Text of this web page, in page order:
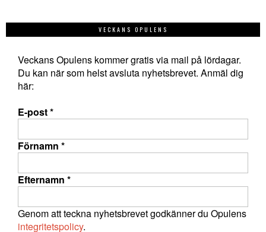
VECKANS OPULENS
Veckans Opulens kommer gratis via mail på lördagar.
Du kan när som helst avsluta nyhetsbrevet. Anmäl dig
här:
E-post*
Förnamn *
Efternamn *
Genom att teckna nyhetsbrevet godkänner du Opulens
integritetspolicy.